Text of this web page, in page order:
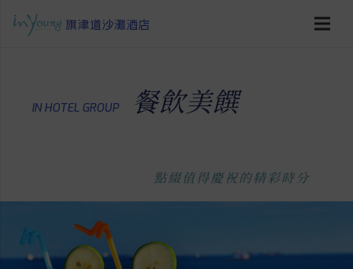
IN HOTEL GROUP 餐飲美饌
點綴值得慶祝的精彩時分